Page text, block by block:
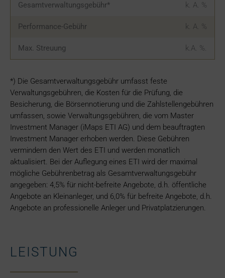
Gesamtverwaltungsgebühr* k. A. %
Performance-Gebühr k. A. %
Max. Streuung k.A. %.
*) Die Gesamtverwaltungsgebühr umfasst feste
Verwaltungsgebühren, die Kosten für die Prüfung, die
Besicherung, die Börsennotierung und die Zahlstellengebühren
umfassen, sowie Verwaltungsgebühren, die vom Master
Investment Manager (iMaps ETI AG) und dem beauftragten
Investment Manager erhoben werden. Diese Gebühren
vermindern den Wert des ETI und werden monatlich
aktualisiert. Bei der Auflegung eines ETI wird der maximal
mögliche Gebührenbetrag als Gesamtverwaltungsgebühr
angegeben: 4,5% für nicht-befreite Angebote, d.h. öffentliche
Angebote an Kleinanleger, und 6,0% für befreite Angebote, d.h.
Angebote an professionelle Anleger und Privatplatzierungen.
LEISTUNG